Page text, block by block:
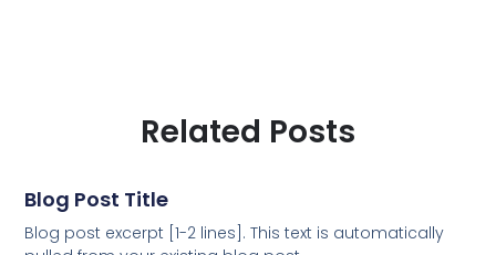
Related Posts
Blog Post Title
Blog post excerpt [1-2 lines]. This text is automatically